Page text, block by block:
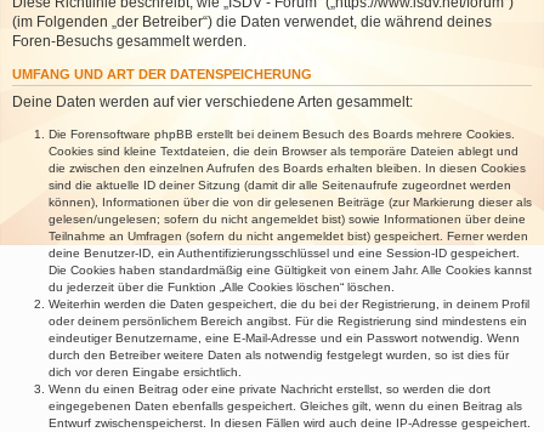
(im Folgenden „der Betreiber“) die Daten verwendet, die während deines
Foren-Besuchs gesammelt werden.
UMFANG UND ART DER DATENSPEICHERUNG
Deine Daten werden auf vier verschiedene Arten gesammelt:
Die Forensoftware phpBB erstellt bei deinem Besuch des Boards mehrere Cookies.
Cookies sind kleine Textdateien, die dein Browser als temporäre Dateien ablegt und
die zwischen den einzelnen Aufrufen des Boards erhalten bleiben. In diesen Cookies
sind die aktuelle ID deiner Sitzung (damit dir alle Seitenaufrufe zugeordnet werden
können), Informationen über die von dir gelesenen Beiträge (zur Markierung dieser als
gelesen/ungelesen; sofern du nicht angemeldet bist) sowie Informationen über deine
Teilnahme an Umfragen (sofern du nicht angemeldet bist) gespeichert. Ferner werden
deine Benutzer-ID, ein Authentifizierungsschlüssel und eine Session-ID gespeichert.
Die Cookies haben standardmäßig eine Gültigkeit von einem Jahr. Alle Cookies kannst
du jederzeit über die Funktion „Alle Cookies löschen“ löschen.
Weiterhin werden die Daten gespeichert, die du bei der Registrierung, in deinem Profil
oder deinem persönlichem Bereich angibst. Für die Registrierung sind mindestens ein
eindeutiger Benutzername, eine E-Mail-Adresse und ein Passwort notwendig. Wenn
durch den Betreiber weitere Daten als notwendig festgelegt wurden, so ist dies für
dich vor deren Eingabe ersichtlich.
Wenn du einen Beitrag oder eine private Nachricht erstellst, so werden die dort
eingegebenen Daten ebenfalls gespeichert. Gleiches gilt, wenn du einen Beitrag als
Entwurf zwischenspeicherst. In diesen Fällen wird auch deine IP-Adresse gespeichert.